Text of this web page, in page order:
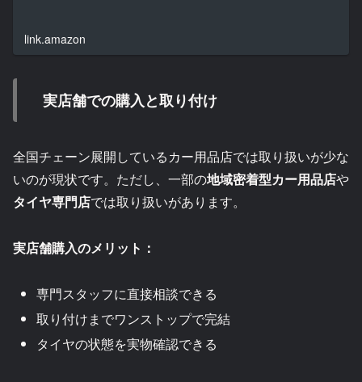
link.amazon
実店舗での購入と取り付け
全国チェーン展開しているカー用品店では取り扱いが少な
いのが現状です。ただし、一部の地域密着型カー用品店や
タイヤ専門店では取り扱いがあります。
実店舗購入のメリット：
専門スタッフに直接相談できる
取り付けまでワンストップで完結
タイヤの状態を実物確認できる